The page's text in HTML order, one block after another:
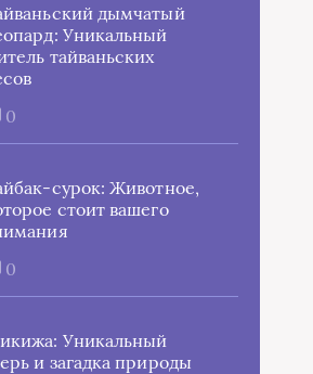
дымчатый
Уникальный
тайваньских
0
сурок: Животное,
стоит вашего
0
Уникальный
и загадка природы